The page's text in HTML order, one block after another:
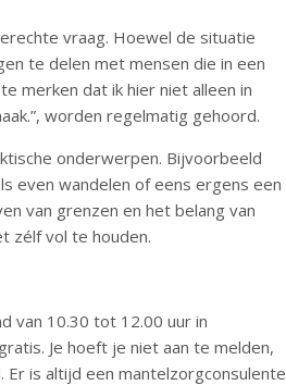
vraag. Hoewel de situatie
te delen met mensen die in een
merken dat ik hier niet alleen in
worden regelmatig gehoord.
onderwerpen. Bijvoorbeeld
even wandelen of eens ergens een
van grenzen en het belang van
zélf vol te houden.
van 10.30 tot 12.00 uur in
Je hoeft je niet aan te melden,
Er is altijd een mantelzorgconsulente